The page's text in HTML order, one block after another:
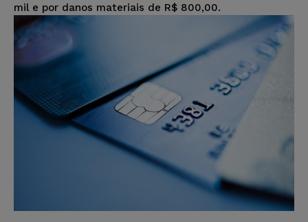
mil e por danos materiais de R$ 800,00.